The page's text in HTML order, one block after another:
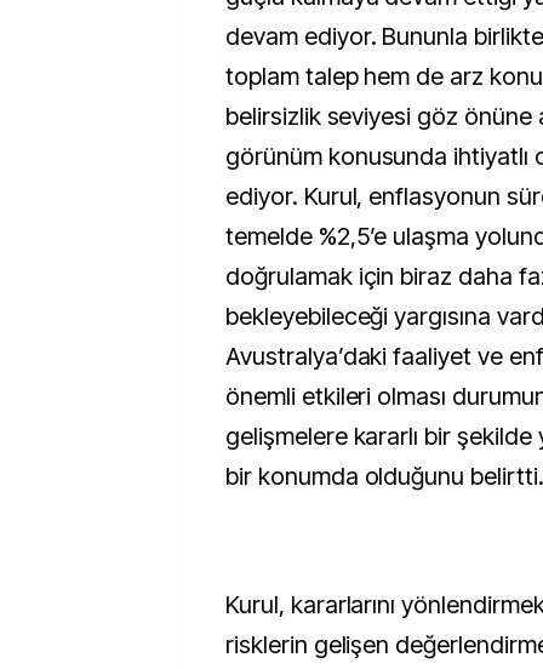
devam ediyor. Bununla
toplam talep hem de arz
belirsizlik seviyesi göz önüne
görünüm konusunda ihtiyatlı
ediyor. Kurul, enflasyonun
temelde %2,5’e ulaşma
doğrulamak için biraz daha
bekleyebileceği yargısına
Avustralya’daki faaliyet ve
önemli etkileri olması
gelişmelere kararlı bir şekilde
bir konumda olduğunu
Kurul, kararlarını
risklerin gelişen